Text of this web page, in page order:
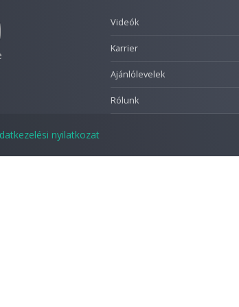
Videók
Karrier
Ajánlólevelek
Rólunk
nyilatkozat